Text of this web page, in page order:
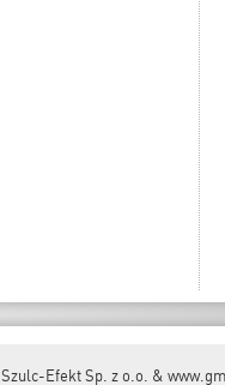
Szulc-Efekt Sp. z o.o. &